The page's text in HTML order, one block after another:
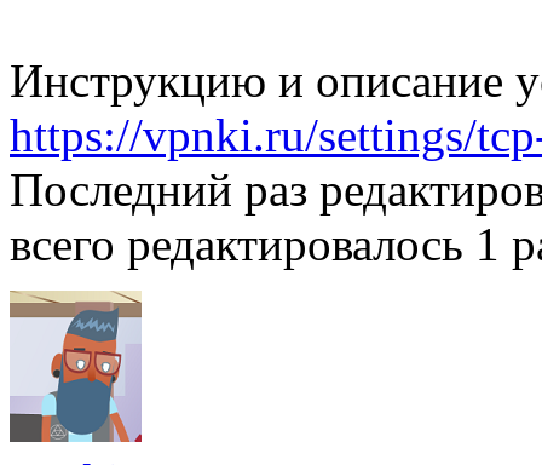
Инструкцию и описание
https://vpnki.ru/settings/
Последний раз
всего редактировалось 1